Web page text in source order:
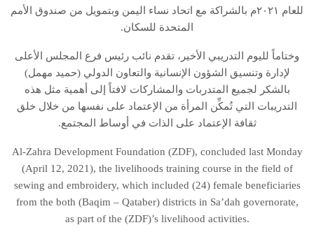
للعام ٢٠٢١م بالشراكة مع اتحاد نساء اليمن وبتمويل من صندوق الأمم
المتحدة للسكان.
وختاماً لليوم التدريبي الأخير، تقدم نائب رئيس فرع المجلس الأعلى
لإدارة وتنسيق الشؤون الإنسانية والتعاون الدولي (حميد مهمل)
بالشكر لجميع المتدربات والمشاركات لافتاً إلى أهمية مثل هذه
التدريبات التي تُمكِّن المرأة من الإعتماد على نفسها من خلال خلق
ثقافة الإعتماد على الذات في أوساط المجتمع.
Al-Zahra Development Foundation (ZDF), concluded last Monday
(April 12, 2021), the livelihoods training course in the field of
sewing and embroidery, which included (24) female beneficiaries
from the both (Baqim – Qataber) districts in Sa’dah governorate,
as part of the (ZDF)’s livelihood activities.